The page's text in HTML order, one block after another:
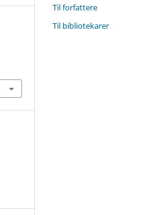
Til forfattere
Til bibliotekarer